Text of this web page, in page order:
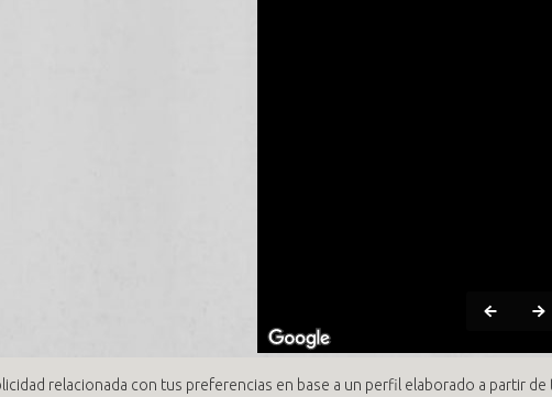
relacionada con tus preferencias en base a un perfil elaborado a partir de